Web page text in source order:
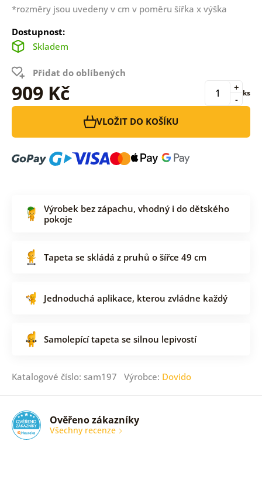
*rozměry jsou uvedeny v cm v poměru šířka x výška
Dostupnost:
Skladem
Přidat do oblíbených
909 Kč -
+ ks
VLOŽIT DO KOŠÍKU
Výrobek bez zápachu, vhodný i do dětského
pokoje
Tapeta se skládá z pruhů o šířce 49 cm
Jednoduchá aplikace, kterou zvládne každý
Samolepící tapeta se silnou lepivostí
Katalogové číslo: sam197 Výrobce: Dovido
Ověřeno zákazníky
Všechny recenze